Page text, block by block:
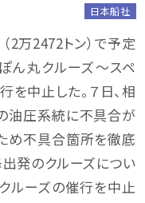
日本船社
2万2472トン）で予定
ん丸クルーズ～スペ
を中止した。７日、相
油圧系統に不具合が
め不具合箇所を徹底
出発のクルーズについ
ルーズの催行を中止